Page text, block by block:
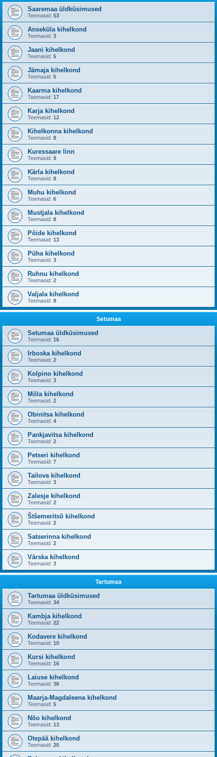
Saaremaa üldküsimused
Teemasid: 53
Anseküla kihelkond
Teemasid: 3
Jaani kihelkond
Teemasid: 5
Jämaja kihelkond
Teemasid: 5
Kaarma kihelkond
Teemasid: 17
Karja kihelkond
Teemasid: 12
Kihelkonna kihelkond
Teemasid: 8
Kuressaare linn
Teemasid: 9
Kärla kihelkond
Teemasid: 8
Muhu kihelkond
Teemasid: 6
Mustjala kihelkond
Teemasid: 8
Pöide kihelkond
Teemasid: 13
Püha kihelkond
Teemasid: 3
Ruhnu kihelkond
Teemasid: 2
Valjala kihelkond
Teemasid: 8
Setumaa
Setumaa üldküsimused
Teemasid: 16
Irboska kihelkond
Teemasid: 2
Kolpino kihelkond
Teemasid: 3
Mõla kihelkond
Teemasid: 2
Obinitsa kihelkond
Teemasid: 4
Pankjavitsa kihelkond
Teemasid: 2
Petseri kihelkond
Teemasid: 7
Tailova kihelkond
Teemasid: 3
Zalesje kihelkond
Teemasid: 2
Štšemeritsõ kihelkond
Teemasid: 2
Satserinna kihelkond
Teemasid: 2
Värska kihelkond
Teemasid: 3
Tartumaa
Tartumaa üldküsimused
Teemasid: 34
Kambja kihelkond
Teemasid: 22
Kodavere kihelkond
Teemasid: 10
Kursi kihelkond
Teemasid: 16
Laiuse kihelkond
Teemasid: 36
Maarja-Magdaleena kihelkond
Teemasid: 5
Nõo kihelkond
Teemasid: 13
Otepää kihelkond
Teemasid: 20